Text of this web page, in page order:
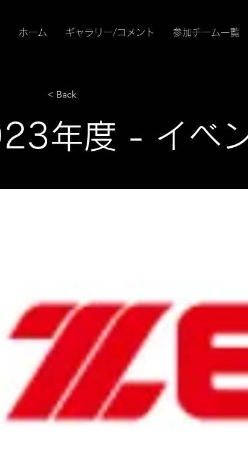
ホーム ギャラリー/コメント 参加チーム一覧
< Back
年度 - イベ